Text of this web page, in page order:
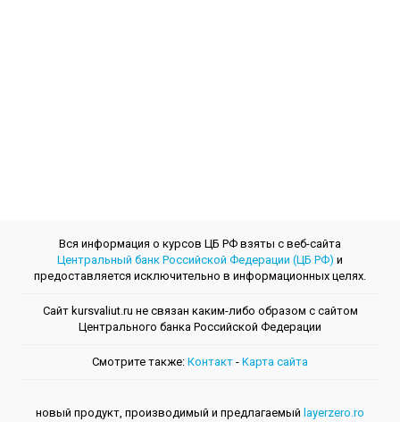
Вся информация о курсов ЦБ РФ взяты с веб-сайта
Центральный банк Российской Федерации (ЦБ РФ) и
предоставляется исключительно в информационных целях.
Сайт kursvaliut.ru не связан каким-либо образом с сайтом
Центрального банкa Российской Федерации
Смотрите также: Контакт - Kарта сайта
новый продукт, производимый и предлагаемый layerzero.ro